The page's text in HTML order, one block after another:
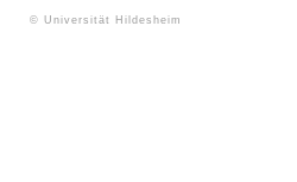
© Universität Hildesheim